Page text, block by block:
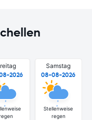
2026
Samstag
08-08-2026
Stellenweise
regen